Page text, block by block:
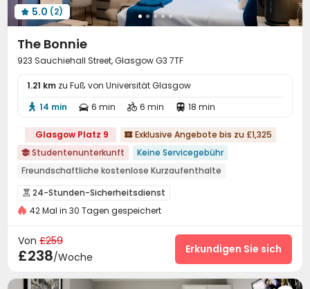
 5.0 (2)
The Bonnie
923 Sauchiehall Street, Glasgow G3 7TF
1.21 km zu Fuß von Universität Glasgow
 14 min  6 min  6 min  18 min
Glasgow Platz 9  Exklusive Angebote bis zu £1,325
 Studentenunterkunft
Keine Servicegebühr
Freundschaftliche kostenlose Kurzaufenthalte
Kostenlose soziale Aktivitäten
24-Stunden-Sicherheitsdienst
 24-Stunden-Sicherheitsdienst
Überwachungssystem Löschanlage
Rezeption Vor-Ort-Service-Team Restaurant
Aufzug Waschraum Drahtloses Netzwerk
Briefkasten Besprechungsraum Müllraum
42 Mal in 30 Tagen gespeichert
Von £259
£238/Woche
Erkundigen Sie sich